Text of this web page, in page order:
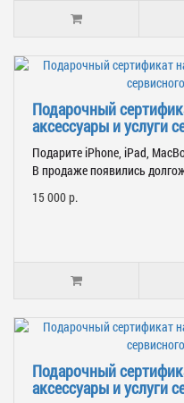
Подарочный
аксессуары и услуги
Подарите iPhone, iPad,
В продаже появились
15 000 р.
Подарочный
аксессуары и услуги